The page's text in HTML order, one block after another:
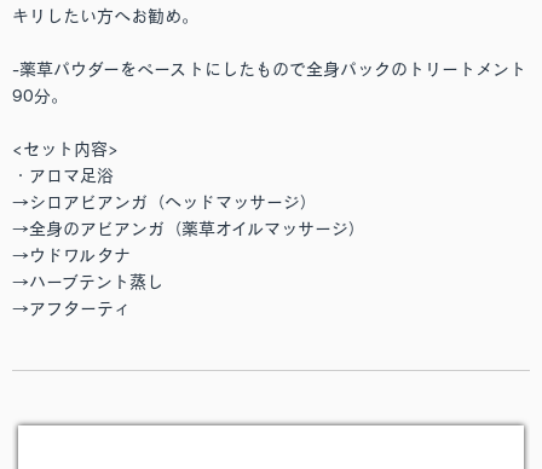
キリしたい方へお勧め。
-薬草パウダーをペーストにしたもので全身パックのトリートメント
90分。
<セット内容>
・アロマ足浴
→シロアビアンガ（ヘッドマッサージ）
→全身のアビアンガ（薬草オイルマッサージ）
→ウドワルタナ
→ハーブテント蒸し
→アフターティ